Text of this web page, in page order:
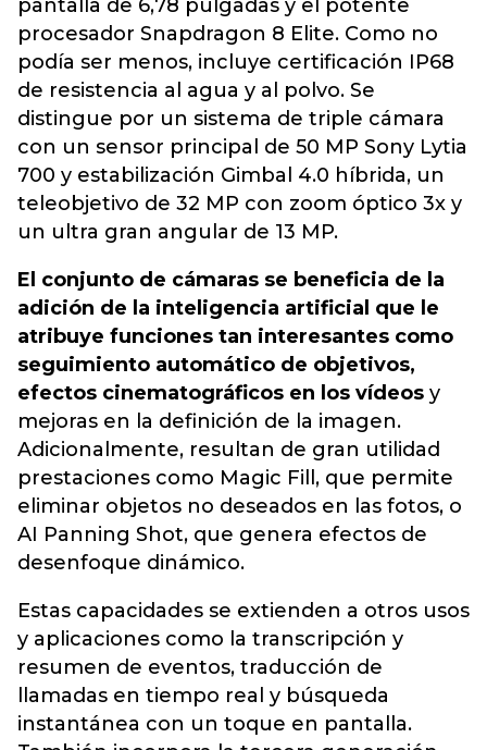
pantalla de 6,78 pulgadas y el potente
procesador Snapdragon 8 Elite. Como no
podía ser menos, incluye certificación IP68
de resistencia al agua y al polvo. Se
distingue por un sistema de triple cámara
con un sensor principal de 50 MP Sony Lytia
700 y estabilización Gimbal 4.0 híbrida, un
teleobjetivo de 32 MP con zoom óptico 3x y
un ultra gran angular de 13 MP.
El conjunto de cámaras se beneficia de la
adición de la inteligencia artificial que le
atribuye funciones tan interesantes como
seguimiento automático de objetivos,
efectos cinematográficos en los vídeos y
mejoras en la definición de la imagen.
Adicionalmente, resultan de gran utilidad
prestaciones como Magic Fill, que permite
eliminar objetos no deseados en las fotos, o
AI Panning Shot, que genera efectos de
desenfoque dinámico.
Estas capacidades se extienden a otros usos
y aplicaciones como la transcripción y
resumen de eventos, traducción de
llamadas en tiempo real y búsqueda
instantánea con un toque en pantalla.